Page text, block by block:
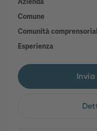
Azienda
Comune
Comunità
Esperienza